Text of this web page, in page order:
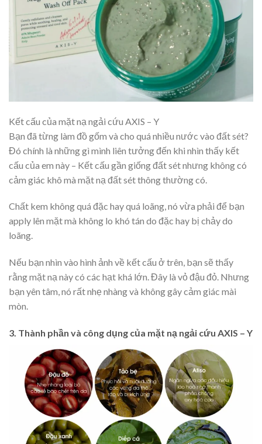
Kết cấu của mặt nạ ngải cứu AXIS – Y
Bạn đã từng làm đồ gốm và cho quá nhiều nước vào đất sét?
Đó chính là những gì mình liên tưởng đến khi nhìn thấy kết
cấu của em này – Kết cấu gần giống đất sét nhưng không có
cảm giác khô mà mặt nạ đất sét thông thường có.
Chất kem không quá đặc hay quá loãng, nó vừa phải để bạn
apply lên mặt mà không lo khó tán do đặc hay bị chảy do
loãng.
Nếu bạn nhìn vào hình ảnh về kết cấu ở trên, bạn sẽ thấy
rằng mặt nạ này có các hạt khá lớn. Đây là vỏ đậu đỏ. Nhưng
bạn yên tâm, nó rất nhẹ nhàng và không gây cảm giác mài
mòn.
3. Thành phần và công dụng của mặt nạ ngải cứu AXIS – Y